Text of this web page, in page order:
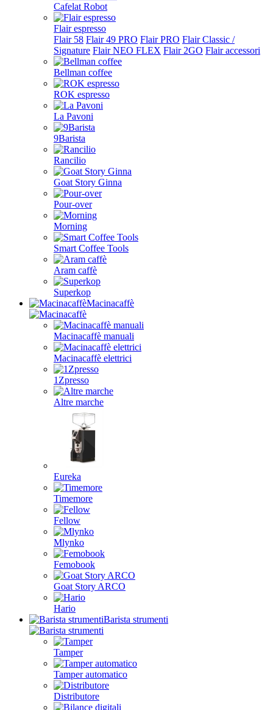
Cafelat Robot
Flair espresso
Flair 58 Flair 49 PRO Flair PRO Flair Classic /
Signature Flair NEO FLEX Flair 2GO Flair accessori
Bellman coffee
ROK espresso
La Pavoni
9Barista
Rancilio
Goat Story Ginna
Pour-over
Morning
Smart Coffee Tools
Aram caffè
Superkop
Macinacaffè
Macinacaffè manuali
Macinacaffè elettrici
1Zpresso
Altre marche
Eureka
Timemore
Fellow
Mlynko
Femobook
Goat Story ARCO
Hario
Barista strumenti
Tamper
Tamper automatico
Distributore